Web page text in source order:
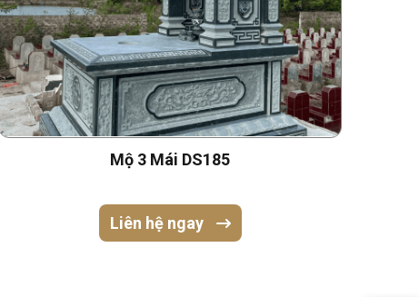
Mộ 3 Mái DS185
Liên hệ ngay